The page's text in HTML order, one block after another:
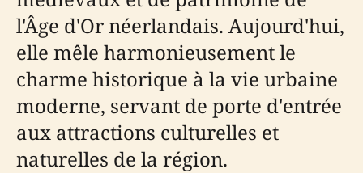
l'Âge d'Or néerlandais. Aujourd'hui,
elle mêle harmonieusement le
charme historique à la vie urbaine
moderne, servant de porte d'entrée
aux attractions culturelles et
naturelles de la région.